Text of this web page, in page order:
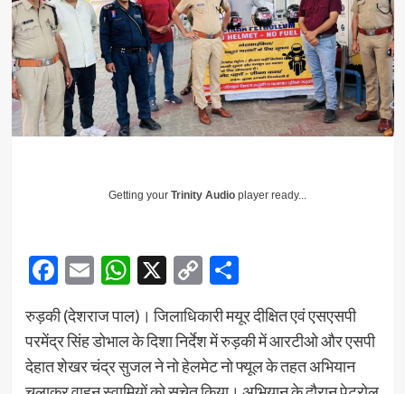
Getting your Trinity Audioplayer ready...
Facebook
EmailWhatsApp
X Copy
Link
Share
रुड़की (देशराज पाल)। जिलाधिकारी मयूर दीक्षित एवं एसएसपी
परमेंद्र सिंह डोभाल के दिशा निर्देश में रुड़की में आरटीओ और एसपी
देहात शेखर चंद्र सुजल ने नो हेलमेट नो फ्यूल के तहत अभियान